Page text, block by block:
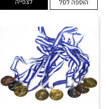
הוספה לסל